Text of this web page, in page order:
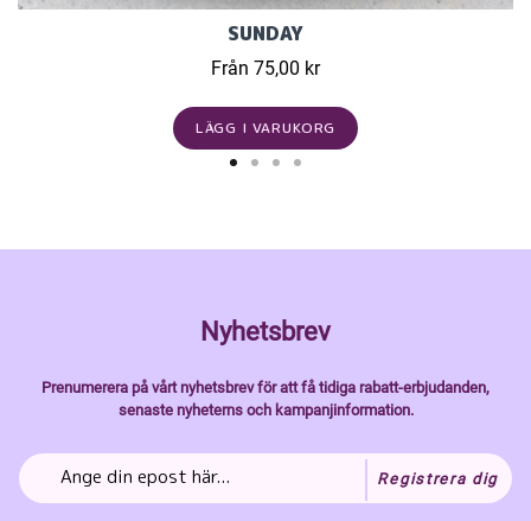
SUNDAY
Från 75,00 kr
LÄGG I VARUKORG
Nyhetsbrev
Prenumerera på vårt nyhetsbrev för att få tidiga rabatt-erbjudanden,
senaste nyheterns och kampanjinformation.
Registrera dig